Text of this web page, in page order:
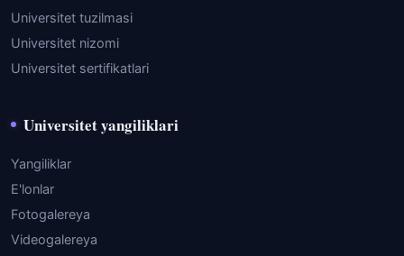
Universitet tuzilmasi
Universitet nizomi
Universitet sertifikatlari
Universitet yangiliklari
Yangiliklar
E'lonlar
Fotogalereya
Videogalereya